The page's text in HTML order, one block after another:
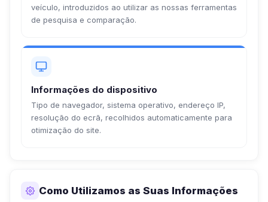
veículo, introduzidos ao utilizar as nossas ferramentas
de pesquisa e comparação.
Informações do dispositivo
Tipo de navegador, sistema operativo, endereço IP,
resolução do ecrã, recolhidos automaticamente para
otimização do site.
Como Utilizamos as Suas Informações